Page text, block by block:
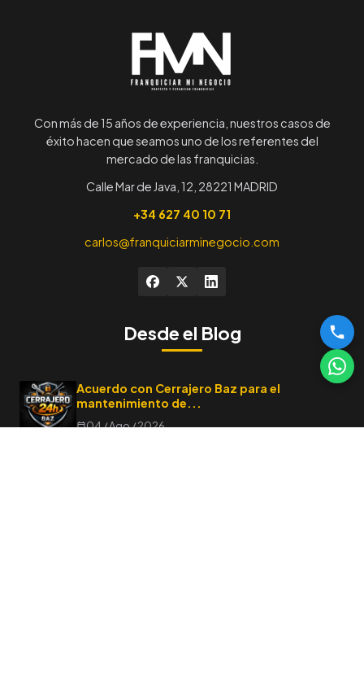
Con más de 15 años de experiencia, nuestros casos de
éxito hacen que seamos uno de los referentes del
mercado de las franquicias.
Calle Mar de Java, 12, 28221 MADRID
+34 627 40 10 71
carlos@franquiciarminegocio.com
Desde el Blog
Acuerdo con Cerrajero Baz para el
mantenimiento de...
04 / Ago / 2026